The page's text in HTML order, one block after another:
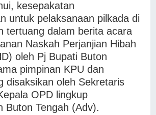
kesepakatan
untuk pelaksanaan pilkada di
tertuang dalam berita acara
Naskah Perjanjian Hibah
oleh Pj Bupati Buton
pimpinan KPU dan
disaksikan oleh Sekretaris
OPD lingkup
Buton Tengah (Adv).